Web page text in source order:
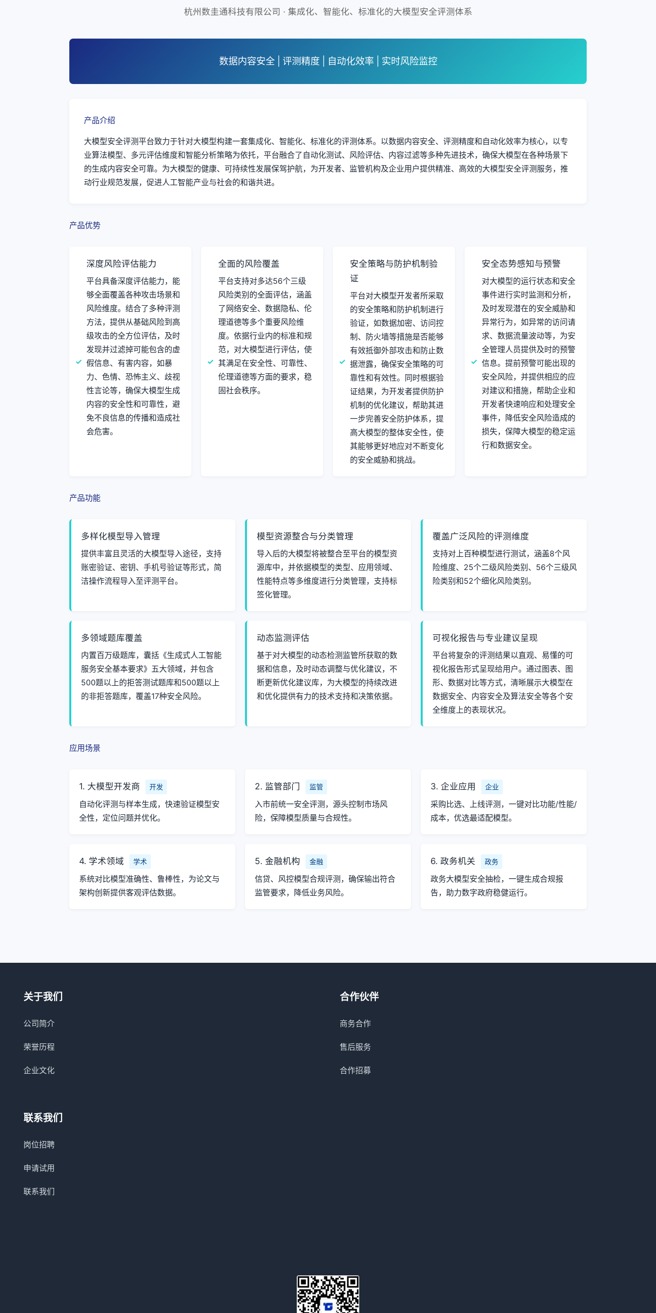
杭州数圭通科技有限公司 · 集成化、智能化、标准化的大模型安全评测体系
数据内容安全 | 评测精度 | 自动化效率 | 实时风险监控
产品介绍
大模型安全评测平台致力于针对大模型构建一套集成化、智能化、标准化的评测体系。以数据内容安全、评测精度和自动化效率为核心，以专
业算法模型、多元评估维度和智能分析策略为依托，平台融合了自动化测试、风险评估、内容过滤等多种先进技术，确保大模型在各种场景下
的生成内容安全可靠。为大模型的健康、可持续性发展保驾护航，为开发者、监管机构及企业用户提供精准、高效的大模型安全评测服务，推
动行业规范发展，促进人工智能产业与社会的和谐共进。
产品优势
深度风险评估能力
平台具备深度评估能力，能
够全面覆盖各种攻击场景和
风险维度。结合了多种评测
方法，提供从基础风险到高
级攻击的全方位评估，及时
发现并过滤掉可能包含的虚
假信息、有害内容，如暴
力、色情、恐怖主义、歧视
性言论等，确保大模型生成
内容的安全性和可靠性，避
免不良信息的传播和造成社
会危害。
全面的风险覆盖
平台支持对多达56个三级
风险类别的全面评估，涵盖
了网络安全、数据隐私、伦
理道德等多个重要风险维
度。依据行业内的标准和规
范，对大模型进行评估，使
其满足在安全性、可靠性、
伦理道德等方面的要求，稳
固社会秩序。
安全策略与防护机制验
证
平台对大模型开发者所采取
的安全策略和防护机制进行
验证，如数据加密、访问控
制、防火墙等措施是否能够
有效抵御外部攻击和防止数
据泄露，确保安全策略的可
靠性和有效性。同时根据验
证结果，为开发者提供防护
机制的优化建议，帮助其进
一步完善安全防护体系，提
高大模型的整体安全性，使
其能够更好地应对不断变化
的安全威胁和挑战。
安全态势感知与预警
对大模型的运行状态和安全
事件进行实时监测和分析，
及时发现潜在的安全威胁和
异常行为，如异常的访问请
求、数据流量波动等，为安
全管理人员提供及时的预警
信息。提前预警可能出现的
安全风险，并提供相应的应
对建议和措施，帮助企业和
开发者快速响应和处理安全
事件，降低安全风险造成的
损失，保障大模型的稳定运
行和数据安全。
产品功能
多样化模型导入管理
提供丰富且灵活的大模型导入途径，支持
账密验证、密钥、手机号验证等形式，简
洁操作流程导入至评测平台。
模型资源整合与分类管理
导入后的大模型将被整合至平台的模型资
源库中，并依据模型的类型、应用领域、
性能特点等多维度进行分类管理，支持标
签化管理。
覆盖广泛风险的评测维度
支持对上百种模型进行测试，涵盖8个风
险维度、25个二级风险类别、56个三级风
险类别和52个细化风险类别。
多领域题库覆盖
内置百万级题库，囊括《生成式人工智能
服务安全基本要求》五大领域，并包含
500题以上的拒答测试题库和500题以上
的非拒答题库，覆盖17种安全风险。
动态监测评估
基于对大模型的动态检测监管所获取的数
据和信息，及时动态调整与优化建议，不
断更新优化建议库，为大模型的持续改进
和优化提供有力的技术支持和决策依据。
可视化报告与专业建议呈现
平台将复杂的评测结果以直观、易懂的可
视化报告形式呈现给用户。通过图表、图
形、数据对比等方式，清晰展示大模型在
数据安全、内容安全及算法安全等各个安
全维度上的表现状况。
应用场景
1. 大模型开发商 开发
自动化评测与样本生成，快速验证模型安
全性，定位问题并优化。
2. 监管部门 监管
入市前统一安全评测，源头控制市场风
险，保障模型质量与合规性。
3. 企业应用 企业
采购比选、上线评测，一键对比功能/性能/
成本，优选最适配模型。
4. 学术领域 学术
系统对比模型准确性、鲁棒性，为论文与
架构创新提供客观评估数据。
5. 金融机构 金融
信贷、风控模型合规评测，确保输出符合
监管要求，降低业务风险。
6. 政务机关 政务
政务大模型安全抽检，一键生成合规报
告，助力数字政府稳健运行。
关于我们
公司简介
荣誉历程
企业文化
合作伙伴
商务合作
售后服务
合作招募
联系我们
岗位招聘
申请试用
联系我们